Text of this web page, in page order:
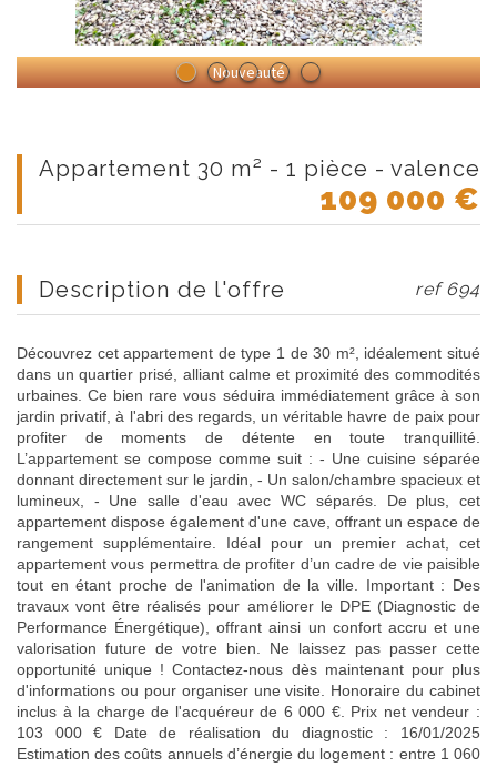
Nouveauté
appartement 30 m² - 1 pièce - valence
109 000 €
description de l'offre ref 694
Découvrez cet appartement de type 1 de 30 m², idéalement situé
dans un quartier prisé, alliant calme et proximité des commodités
urbaines. Ce bien rare vous séduira immédiatement grâce à son
jardin privatif, à l'abri des regards, un véritable havre de paix pour
profiter de moments de détente en toute tranquillité.
L’appartement se compose comme suit : - Une cuisine séparée
donnant directement sur le jardin, - Un salon/chambre spacieux et
lumineux, - Une salle d'eau avec WC séparés. De plus, cet
appartement dispose également d'une cave, offrant un espace de
rangement supplémentaire. Idéal pour un premier achat, cet
appartement vous permettra de profiter d’un cadre de vie paisible
tout en étant proche de l'animation de la ville. Important : Des
travaux vont être réalisés pour améliorer le DPE (Diagnostic de
Performance Énergétique), offrant ainsi un confort accru et une
valorisation future de votre bien. Ne laissez pas passer cette
opportunité unique ! Contactez-nous dès maintenant pour plus
d'informations ou pour organiser une visite. Honoraire du cabinet
inclus à la charge de l'acquéreur de 6 000 €. Prix net vendeur :
103 000 € Date de réalisation du diagnostic : 16/01/2025
Estimation des coûts annuels d’énergie du logement : entre 1 060